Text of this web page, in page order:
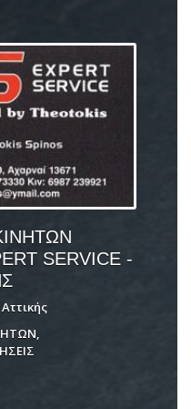
SERVICE -